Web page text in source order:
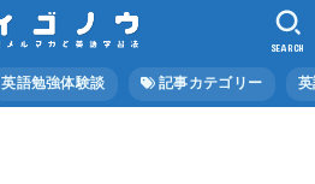
英語勉強体験談 記事カテゴリー
SEARCH